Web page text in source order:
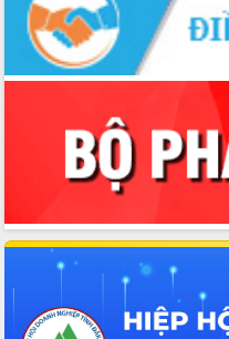
Phó Bí thư Tỉnh ủy Đắk Lắk Đỗ Hữu
Huy giữ chức Bí thư Đảng ủy Ủy Ban
Nhân dân tỉnh
Bệnh án điện tử thúc đẩy chuyển đổi
Chuyển đổi số thư viện: Mở rộng
không gian tri thức trong thời đại số
Đánh giá, rút kinh nghiệm công tác tổ
Chương trình “Gặp gỡ hữu nghị –
Friendship Meeting New Year 2026”
Bầu cử Quốc hội và HĐND: Cử tri Đắk
Lắk gửi gắm niềm tin, kỳ vọng vào lá
phiếu